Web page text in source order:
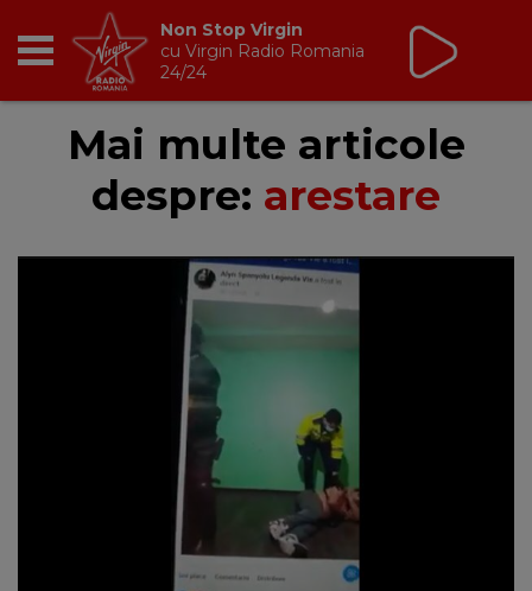
RADIO
BREAKFAST
TIC TALK
DANCEFLOOR CHART
RADIO ACADEMY
Shakira x Burna Boy
Dai Dai
Mai multe articole
despre: arestare